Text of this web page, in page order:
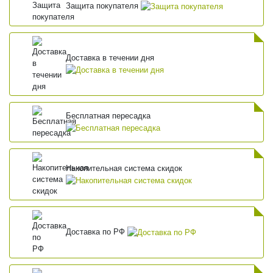
Защита покупателя
Доставка в течении дня
Бесплатная пересадка
Накопительная система скидок
Доставка по РФ